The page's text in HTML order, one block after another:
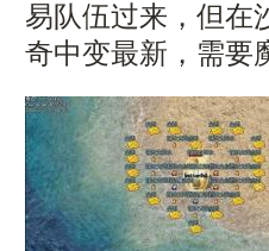
易队伍过来，但在
奇中变最新，需要